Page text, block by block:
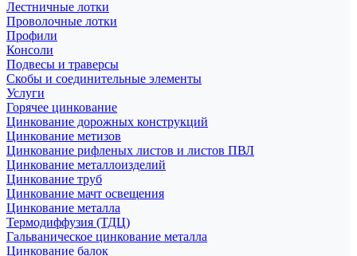
Лестничные лотки
Проволочные лотки
Профили
Консоли
Подвесы и траверсы
Скобы и соединительные элементы
Услуги
Горячее цинкование
Цинкование дорожных конструкций
Цинкование метизов
Цинкование рифленых листов и листов ПВЛ
Цинкование металлоизделий
Цинкование труб
Цинкование мачт освещения
Цинкование металла
Термодиффузия (ТДЦ)
Гальваническое цинкование металла
Цинкование балок